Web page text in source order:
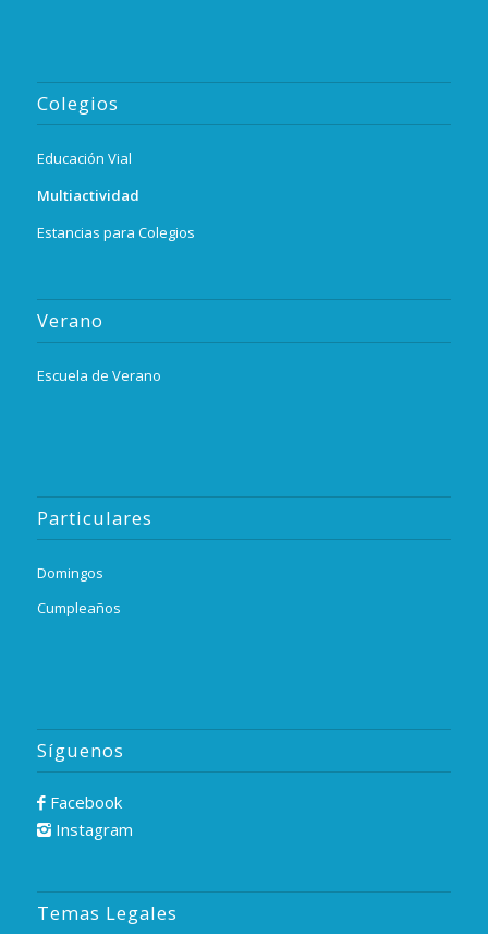
Colegios
Educación Vial
Multiactividad
Estancias para Colegios
Verano
Escuela de Verano
Particulares
Domingos
Cumpleaños
Síguenos
Facebook
Instagram
Temas Legales